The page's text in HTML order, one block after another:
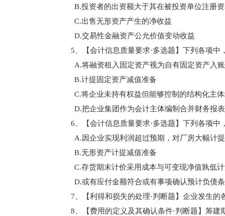
B.投资者的出资额大于其在被投资单位注册
C.出售无形资产产生的净收益
D.交易性金融资产公允价值变动收益
5、【会计信息质量要求·多选题】下列各
A.将融资租入固定资产视为自有固定资产入账
B.计提固定资产减值准备
C.将企业未持有权益但能够控制的结构化主
D.把企业集团作为会计主体编制合并财务报表
6、【会计信息质量要求·多选题】下列各
A.因企业实现利润超过预期，对厂房大幅计
B.无形资产计提减值准备
C.存货期末计价采用成本与可变现净值孰低
D.或有应付金额符合或有事项确认预计负债
7、【利得和损失的处理·判断题】企业发
8、【费用的定义及其确认条件·判断题】